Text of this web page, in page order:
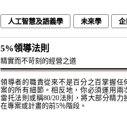
人工智慧及語義學 未來學 企
5%領導法則
精實而不苛刻的經營之道
領導者的職責從來不是百分之百掌握任
案的所有細節。相反地，你必須運用兩
雷托法則或稱80/20法則，將大部分精力
在專案或計畫的前5％階段。